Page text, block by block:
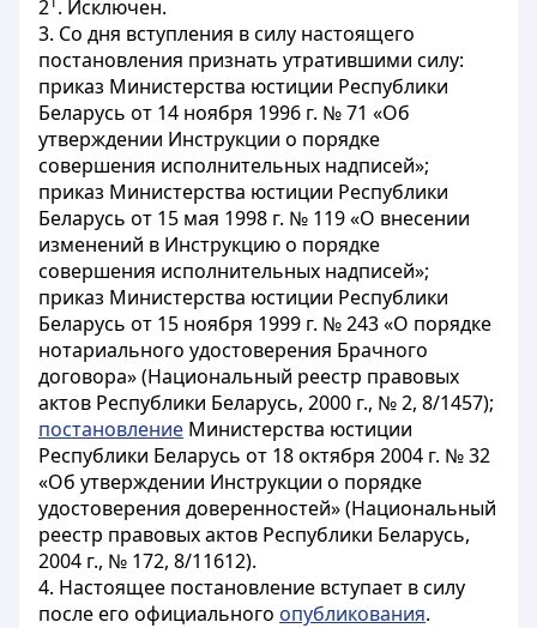
2 . Исключен.
3. Со дня вступления в силу настоящего
постановления признать утратившими силу:
приказ Министерства юстиции Республики
Беларусь от 14 ноября 1996 г. № 71 «Об
утверждении Инструкции о порядке
совершения исполнительных надписей»;
приказ Министерства юстиции Республики
Беларусь от 15 мая 1998 г. № 119 «О внесении
изменений в Инструкцию о порядке
совершения исполнительных надписей»;
приказ Министерства юстиции Республики
Беларусь от 15 ноября 1999 г. № 243 «О порядке
нотариального удостоверения Брачного
договора» (Национальный реестр правовых
актов Республики Беларусь, 2000 г., № 2, 8/1457);
постановление Министерства юстиции
Республики Беларусь от 18 октября 2004 г. № 32
«Об утверждении Инструкции о порядке
удостоверения доверенностей» (Национальный
реестр правовых актов Республики Беларусь,
2004 г., № 172, 8/11612).
4. Настоящее постановление вступает в силу
после его официального опубликования.